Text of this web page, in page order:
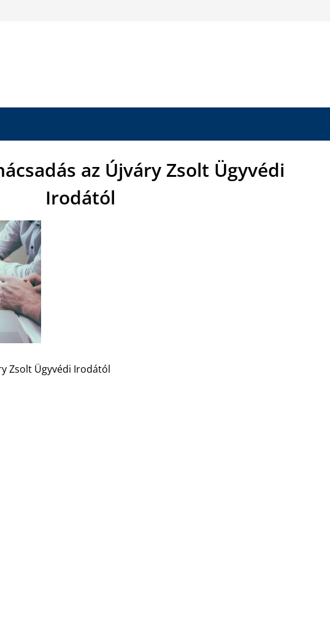
az Újváry Zsolt Ügyvédi
Irodától
Zsolt Ügyvédi Irodától